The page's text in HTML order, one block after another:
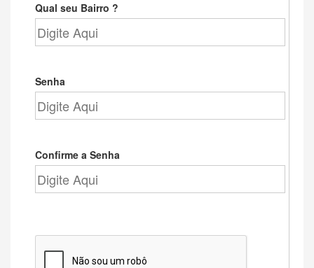
Qual seu Bairro ?
Senha
Confirme a Senha